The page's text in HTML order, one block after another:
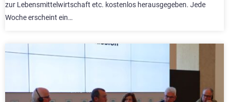
zur Lebensmittelwirtschaft etc. kostenlos herausgegeben. Jede
Woche erscheint ein…